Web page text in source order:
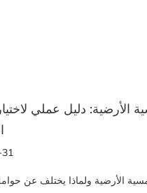
نظام التركيب المناسب
للألواح الخاصة بك
2026-07-22
أكثر مما تعتقد الأرفف الشمسية